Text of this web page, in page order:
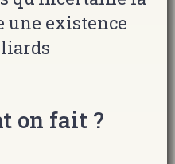
une existence
on fait ?